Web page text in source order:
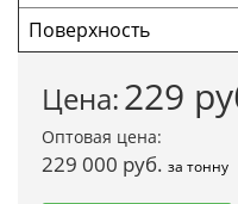
Поверхность
Цена:229
Оптовая цена:
229 000 руб. за тонну